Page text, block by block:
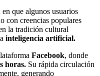
que algunos usuarios
con creencias populares
la tradición cultural
inteligencia artificial.
Facebook, donde
horas. Su rápida circulación
generando